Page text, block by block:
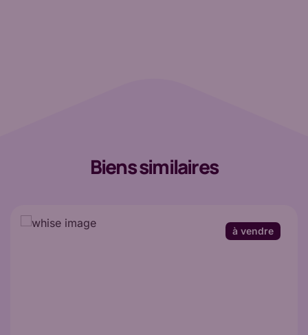
Biens similaires
à vendre